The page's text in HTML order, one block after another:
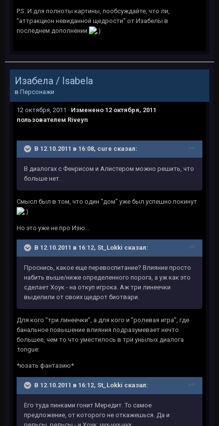
P.S. И для полноты картины, пообсуждайте, что ли,
"аттракцион невиданной щедрости" от Изабелы в
последнем дополнении
Изабела / Isabela
в Персонажи
12 октября, 2011 · Изменено 12 октября, 2011
пользователем Riveyn
В 12.10.2011 в 16:08, cure сказал:
В диалогах с Фенрисом и Алистером можно решить, что
больше нет.
Смысл был в том, что один "дом" уже был успешно покинут
Но это уже не про Изю...
В 12.10.2011 в 16:12, St_Lokki сказал:
Проснись, какое еще перевоспитание? Влияние просто
набить выше/ниже определенного порога, а уж как это
сделает Хоук - на откуп игрока. Аж три линеечки
выделили от своих щедрот биотвари.
Для кого "три линеечки", а для кого и "ролевая игра", где
банальное повышение влияния подразумевает нечто
большее, чем то что уместилось в три унылых диалога
:tongue:
*юзать фантазию*
В 12.10.2011 в 16:12, St_Lokki сказал:
Его туда пинками гонит Мередит. То самое
предложение, от которого не откажешься. Да и